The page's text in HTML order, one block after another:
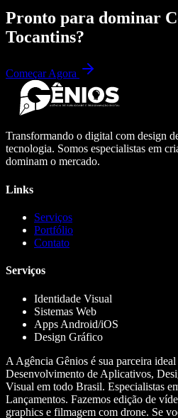
Pronto para dominar
Tocantins?
Começar Agora
Transformando o digital com design
tecnologia. Somos especialistas em
dominam o mercado.
Links
Serviços
Portfólio
Contato
Serviços
Identidade Visual
Sistemas Web
Apps Android/iOS
Design Gráfico
A Agência Gênios é sua parceira
Desenvolvimento de Aplicativos,
Visual em todo Brasil. Especialistas
Lançamentos. Fazemos edição de
graphics e filmagem com drone. Se